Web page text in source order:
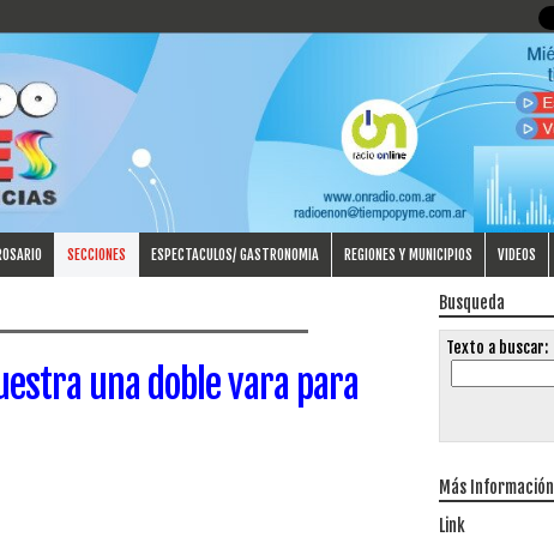
SECCIONES ESPECTACULOS/ GASTRONOMIA REGIONES Y MUNICIPIOS VIDEOS
una doble vara para
Busqueda
Texto a buscar:
Más Información
Link